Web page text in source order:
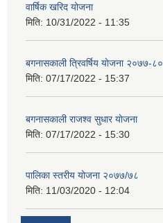
वार्षिक खरिद योजना
मिति: 10/31/2022 - 11:35
बगनासकाली त्रिवर्षिय याेजना २०७७-८०
मिति: 07/17/2022 - 15:37
बगनासकाली राजश्व सुधार याेजना
मिति: 07/17/2022 - 15:30
पालिका स्तरीय योजना २०७७/७८
मिति: 11/03/2020 - 12:04